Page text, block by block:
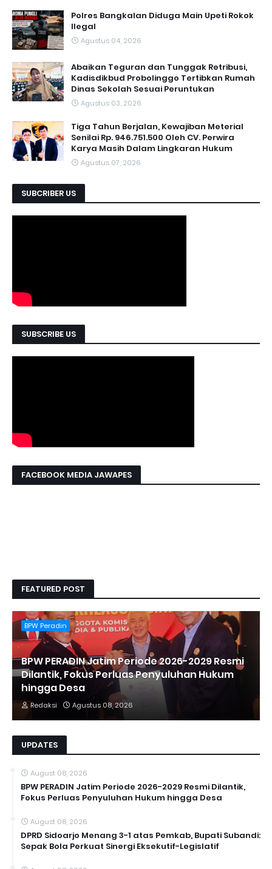
Polres Bangkalan Diduga Main Upeti Rokok
Ilegal
Agustus 04, 2026
Abaikan Teguran dan Tunggak Retribusi,
Kadisdikbud Probolinggo Tertibkan Rumah
Dinas Sekolah Sesuai Peruntukan
Agustus 03, 2026
Tiga Tahun Berjalan, Kewajiban Meterial
Senilai Rp. 946.751.500 Oleh CV. Perwira
Karya Masih Dalam Lingkaran Hukum
Agustus 07, 2026
SUBCRIBER US
SUBSCRIBE US
FACEBOOK MEDIA JAWAPES
FEATURED POST
BPW Peradin
BPW PERADIN Jatim Periode 2026-2029 Resmi
Dilantik, Fokus Perluas Penyuluhan Hukum
hingga Desa
Redaksi Agustus 08, 2026
UPDATES
August 08, 2026
BPW PERADIN Jatim Periode 2026-2029 Resmi Dilantik,
Fokus Perluas Penyuluhan Hukum hingga Desa
August 08, 2026
DPRD Sidoarjo Menang 3-1 atas Pemkab, Bupati Subandi:
Sepak Bola Perkuat Sinergi Eksekutif-Legislatif